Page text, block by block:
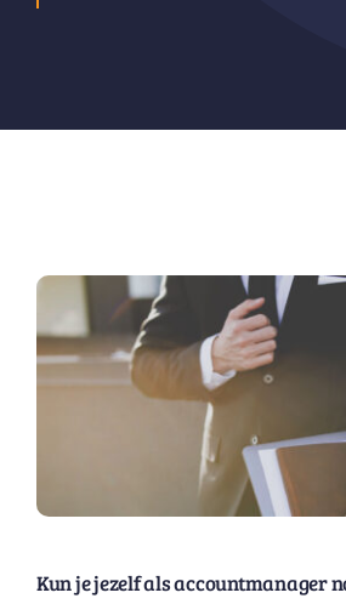
Kun je jezelf als accountmanager